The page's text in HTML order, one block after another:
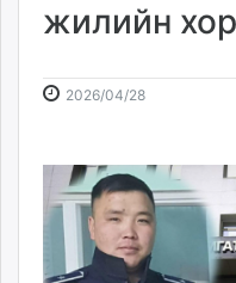
news.mn
Baabar.mn
mnb.mn
Livetv.mn
Eguur.mn
24tsag.mn
жилийн
2026/04/282026-
15:43:40
2026-
10:18:22